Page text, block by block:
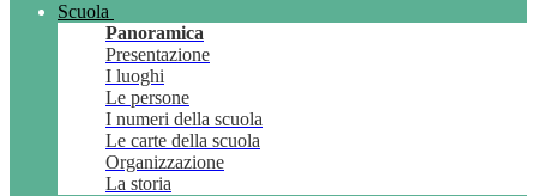
Scuola
Panoramica
Presentazione
I luoghi
Le persone
I numeri della scuola
Le carte della scuola
Organizzazione
La storia